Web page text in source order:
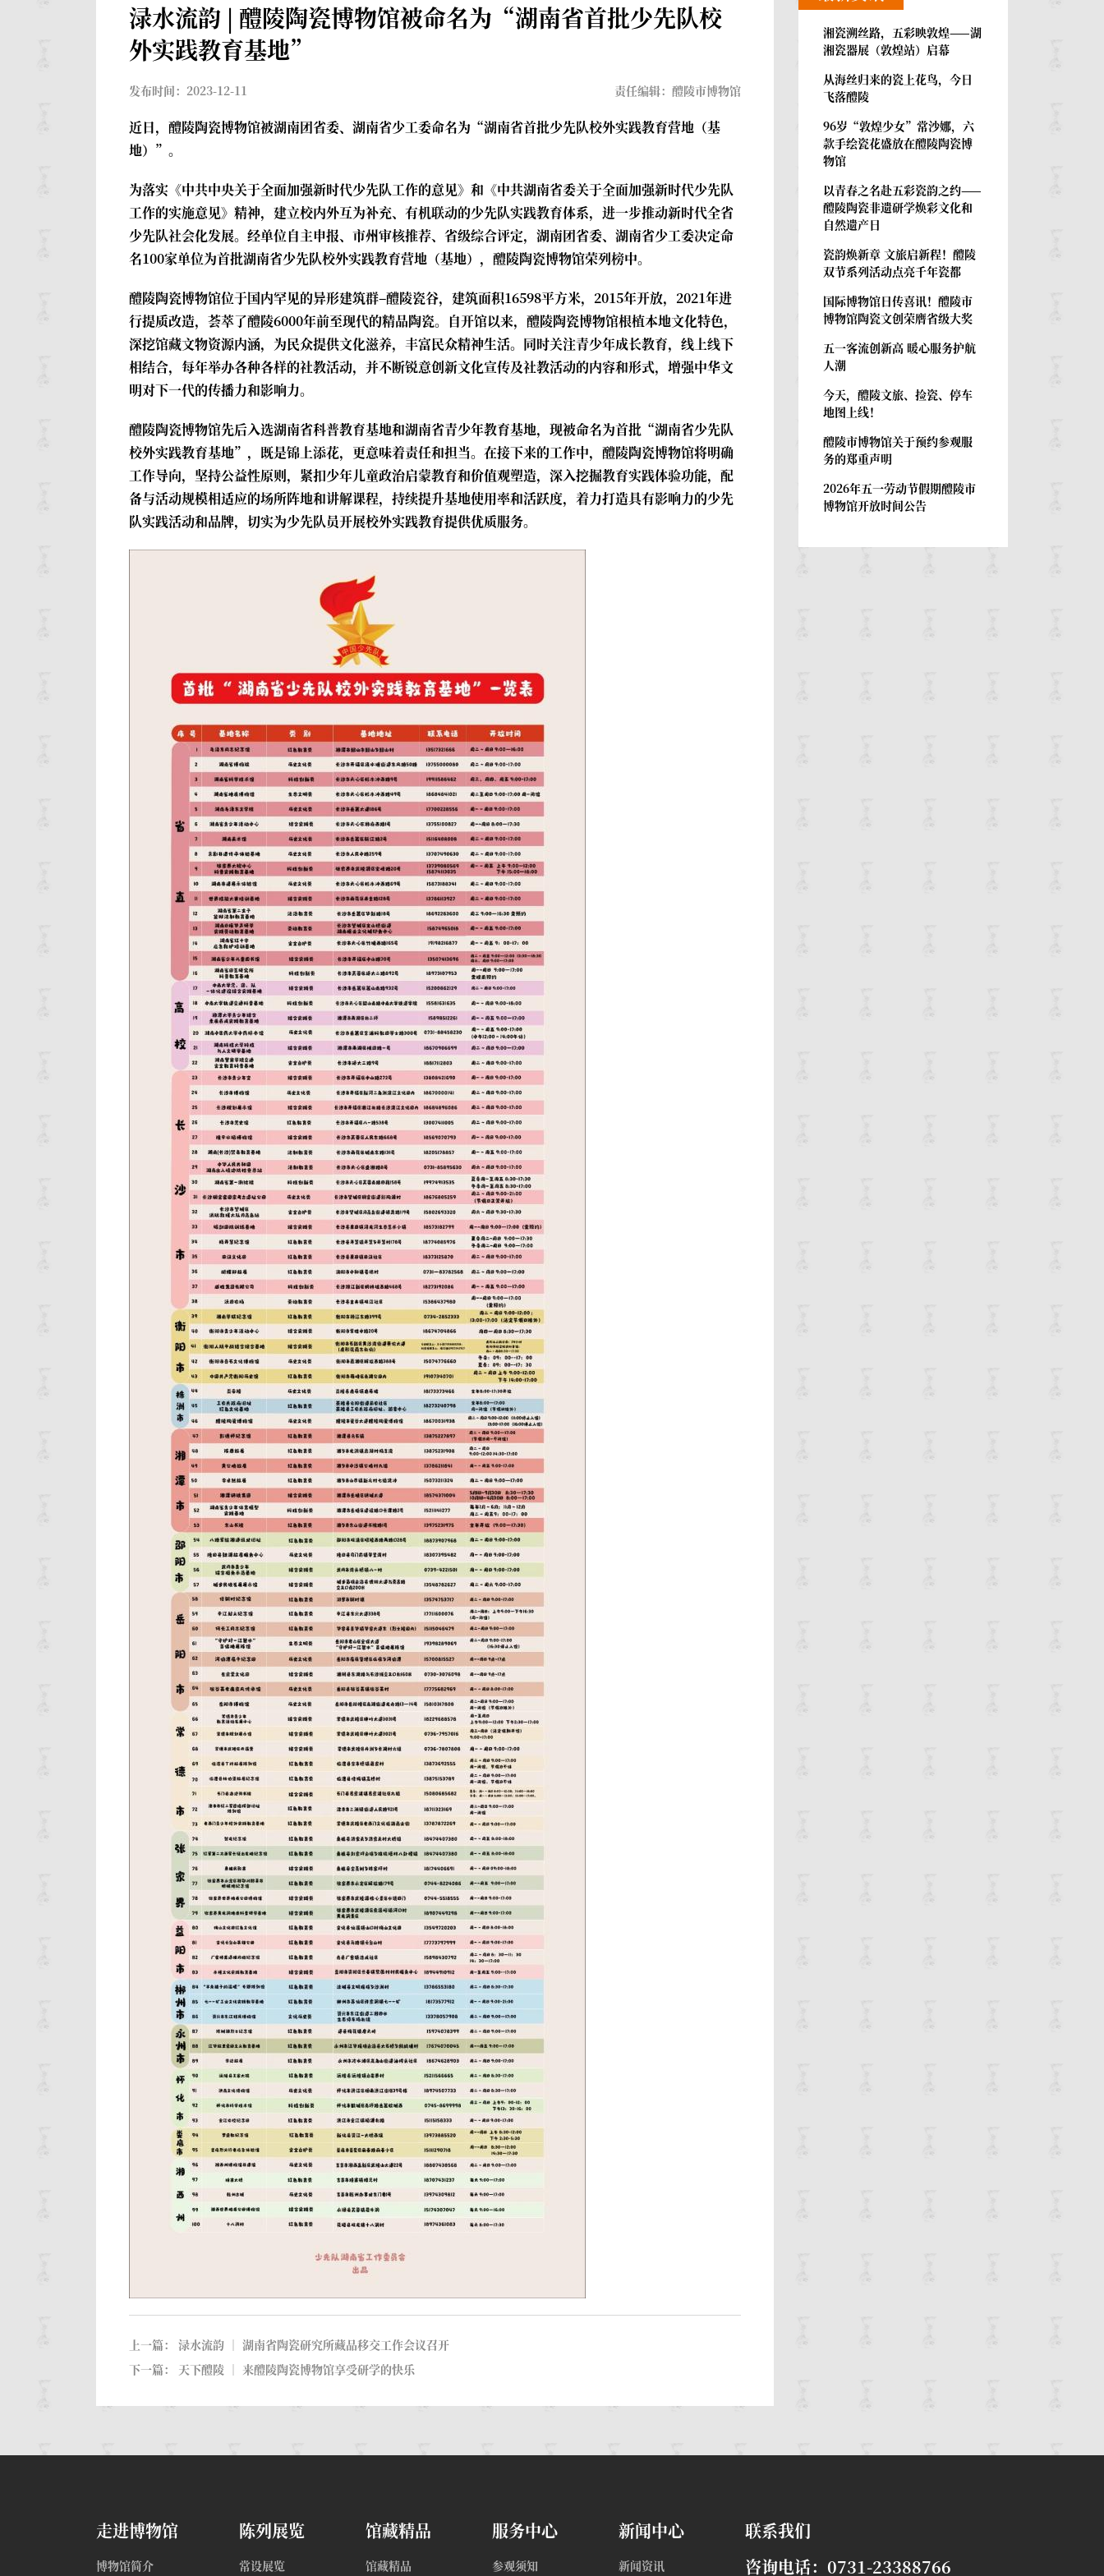
渌水流韵 | 醴陵陶瓷博物馆被命名为“湖南省首批少先队校
外实践教育基地”
发布时间：2023-12-11 责任编辑：醴陵市博物馆
近日，醴陵陶瓷博物馆被湖南团省委、湖南省少工委命名为“湖南省首批少先队校外实践教育营地（基
地）”。
为落实《中共中央关于全面加强新时代少先队工作的意见》和《中共湖南省委关于全面加强新时代少先队
工作的实施意见》精神，建立校内外互为补充、有机联动的少先队实践教育体系，进一步推动新时代全省
少先队社会化发展。经单位自主申报、市州审核推荐、省级综合评定，湖南团省委、湖南省少工委决定命
名100家单位为首批湖南省少先队校外实践教育营地（基地），醴陵陶瓷博物馆荣列榜中。
醴陵陶瓷博物馆位于国内罕见的异形建筑群–醴陵瓷谷，建筑面积16598平方米，2015年开放，2021年进
行提质改造，荟萃了醴陵6000年前至现代的精品陶瓷。自开馆以来，醴陵陶瓷博物馆根植本地文化特色，
深挖馆藏文物资源内涵，为民众提供文化滋养，丰富民众精神生活。同时关注青少年成长教育，线上线下
相结合，每年举办各种各样的社教活动，并不断锐意创新文化宣传及社教活动的内容和形式，增强中华文
明对下一代的传播力和影响力。
醴陵陶瓷博物馆先后入选湖南省科普教育基地和湖南省青少年教育基地，现被命名为首批“湖南省少先队
校外实践教育基地”，既是锦上添花，更意味着责任和担当。在接下来的工作中，醴陵陶瓷博物馆将明确
工作导向，坚持公益性原则，紧扣少年儿童政治启蒙教育和价值观塑造，深入挖掘教育实践体验功能，配
备与活动规模相适应的场所阵地和讲解课程，持续提升基地使用率和活跃度，着力打造具有影响力的少先
队实践活动和品牌，切实为少先队员开展校外实践教育提供优质服务。
上一篇： 渌水流韵 ｜ 湖南省陶瓷研究所藏品移交工作会议召开
下一篇： 天下醴陵 ｜ 来醴陵陶瓷博物馆享受研学的快乐
湘瓷溯丝路，五彩映敦煌——湖
湘瓷器展（敦煌站）启幕
从海丝归来的瓷上花鸟，今日
飞落醴陵
96岁“敦煌少女”常沙娜，六
款手绘瓷花盛放在醴陵陶瓷博
物馆
以青春之名赴五彩瓷韵之约——
醴陵陶瓷非遗研学焕彩文化和
自然遗产日
瓷韵焕新章 文旅启新程！醴陵
双节系列活动点亮千年瓷都
国际博物馆日传喜讯！醴陵市
博物馆陶瓷文创荣膺省级大奖
五一客流创新高 暖心服务护航
人潮
今天，醴陵文旅、捡瓷、停车
地图上线！
醴陵市博物馆关于预约参观服
务的郑重声明
2026年五一劳动节假期醴陵市
博物馆开放时间公告
走进博物馆
博物馆简介
陈列展览
常设展览
馆藏精品
馆藏精品
服务中心
参观须知
新闻中心
新闻资讯
联系我们
咨询电话：0731-23388766